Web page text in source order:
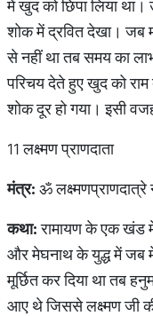
में खुद को छिपा लिया था।
शोक में द्रवित देखा। जब
से नहीं था तब समय का
परिचय देते हुए खुद को राम
शोक दूर हो गया। इसी
11 लक्ष्मण प्राणदाता
मंत्र: ॐ लक्ष्मणप्राणदात्रे
कथा:रामायण के एक खंड में
और मेघनाथ के युद्ध में जब
मूर्छित कर दिया था तब
आए थे जिससे लक्ष्मण जी